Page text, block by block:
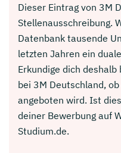
Dieser Eintrag von 3M
Stellenausschreibung.
Datenbank tausende
letzten Jahren ein
Erkundige dich
bei 3M Deutschland,
angeboten wird. Ist
deiner Bewerbung auf
Studium.de.